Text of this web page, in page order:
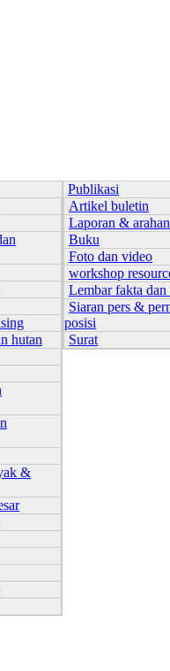
hutan
&
Publikasi
Artikel buletin
Laporan &
Buku
Foto dan video
workshop
Lembar fakta dan
Siaran pers &
posisi
Surat